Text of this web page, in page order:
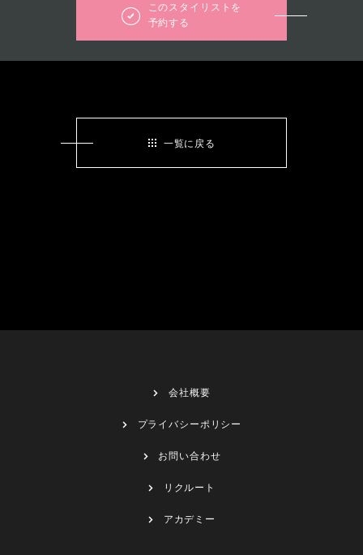
このスタイリストを
予約する
一覧に戻る
会社概要
プライバシーポリシー
お問い合わせ
リクルート
アカデミー